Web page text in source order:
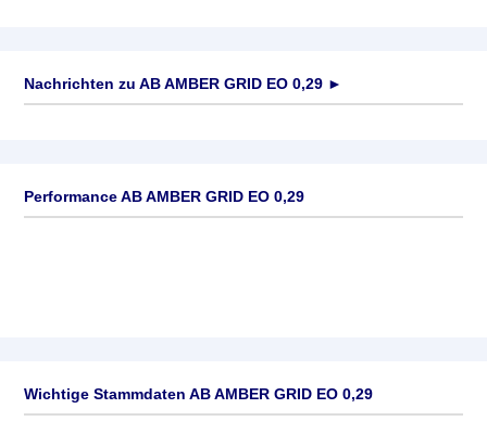
Nachrichten zu AB AMBER GRID EO 0,29 ►
Performance AB AMBER GRID EO 0,29
Wichtige Stammdaten AB AMBER GRID EO 0,29